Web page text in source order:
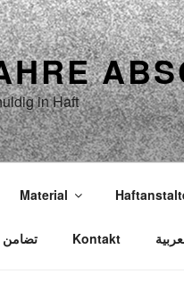
in Haft
Material
Solidarität | Solidarité | Solidarity | تضامن Kontakt